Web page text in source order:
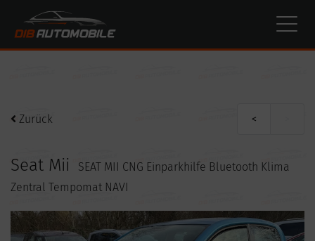
Zurück <
Seat Mii
SEAT MII CNG Einparkhilfe Bluetooth Klima
Zentral Tempomat NAVI